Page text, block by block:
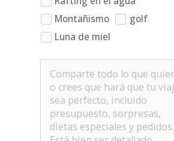
Montañismo
golf
Luna de miel